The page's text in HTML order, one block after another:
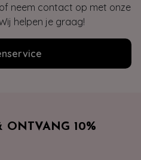
neem contact op met onze
helpen je graag!
ONTVANG 10%